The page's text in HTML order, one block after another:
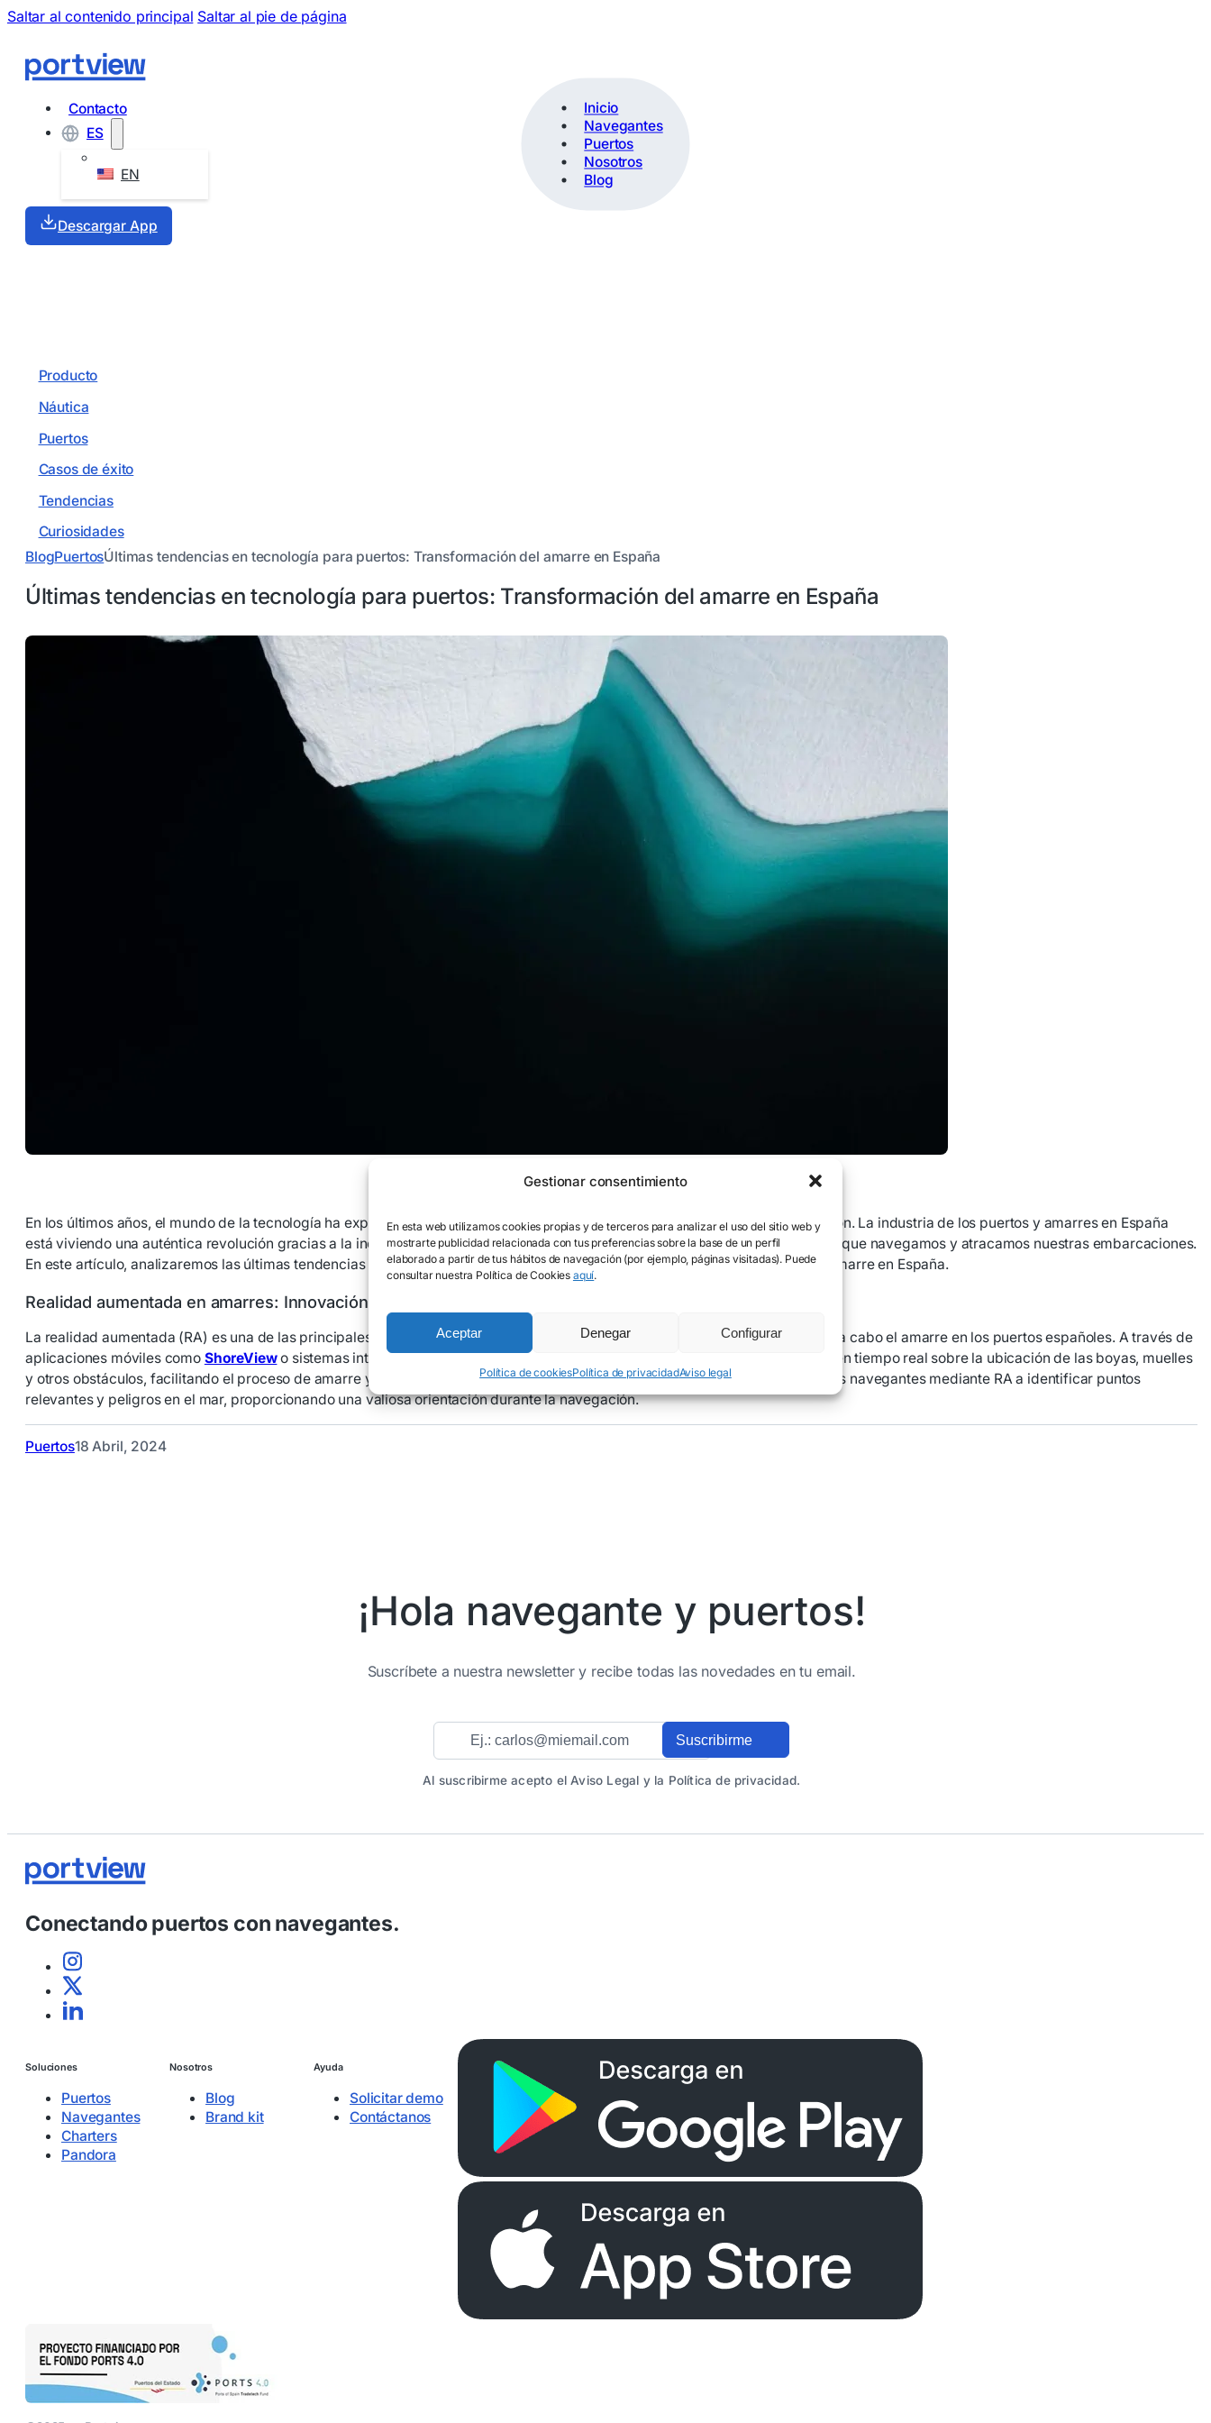
Gestionar consentimiento
En esta web utilizamos cookies propias y de terceros para analizar el uso del sitio web y
mostrarte publicidad relacionada con tus preferencias sobre la base de un perfil
elaborado a partir de tus hábitos de navegación (por ejemplo, páginas visitadas). Puede
consultar nuestra Política de Cookies aquí.
Aceptar Denegar Configurar
Política de cookiesPolítica de privacidadAviso legal
Saltar al contenido principal Saltar al pie de página
Inicio
Navegantes
Puertos
Nosotros
Blog
Contacto
ES
EN
Descargar App
Producto
Náutica
Puertos
Casos de éxito
Tendencias
Curiosidades
BlogPuertosÚltimas tendencias en tecnología para puertos: Transformación del amarre en España
Últimas tendencias en tecnología para puertos: Transformación del amarre en España
En los últimos años, el mundo de la tecnología ha experimentado avances significativos, y el sector náutico no es una excepción. La industria de los puertos y amarres en España
está viviendo una auténtica revolución gracias a la incorporación de nuevas tecnologías que están transformando la forma en que navegamos y atracamos nuestras embarcaciones.
En este artículo, analizaremos las últimas tendencias en tecnología para puertos y cómo están cambiando la experiencia de amarre en España.
Realidad aumentada en amarres: Innovación en la industria náutica
La realidad aumentada (RA) es una de las principales tecnologías que está cambiando la forma en que los navegantes llevan a cabo el amarre en los puertos españoles. A través de
aplicaciones móviles como ShoreViewo sistemas integrados en las embarcaciones, los usuarios pueden recibir información en tiempo real sobre la ubicación de las boyas, muelles
y otros obstáculos, facilitando el proceso de amarre y garantizando una mayor seguridad. ShoreView, por ejemplo, ayuda a los navegantes mediante RA a identificar puntos
relevantes y peligros en el mar, proporcionando una valiosa orientación durante la navegación.
Puertos18 Abril, 2024
¡Hola navegante y puertos!
Suscríbete a nuestra newsletter y recibe todas las novedades en tu email.
Al suscribirme acepto el Aviso Legal y la Política de privacidad.
Conectando puertos con navegantes.
Soluciones
Puertos
Navegantes
Charters
Pandora
Nosotros
Blog
Brand kit
Ayuda
Solicitar demo
Contáctanos